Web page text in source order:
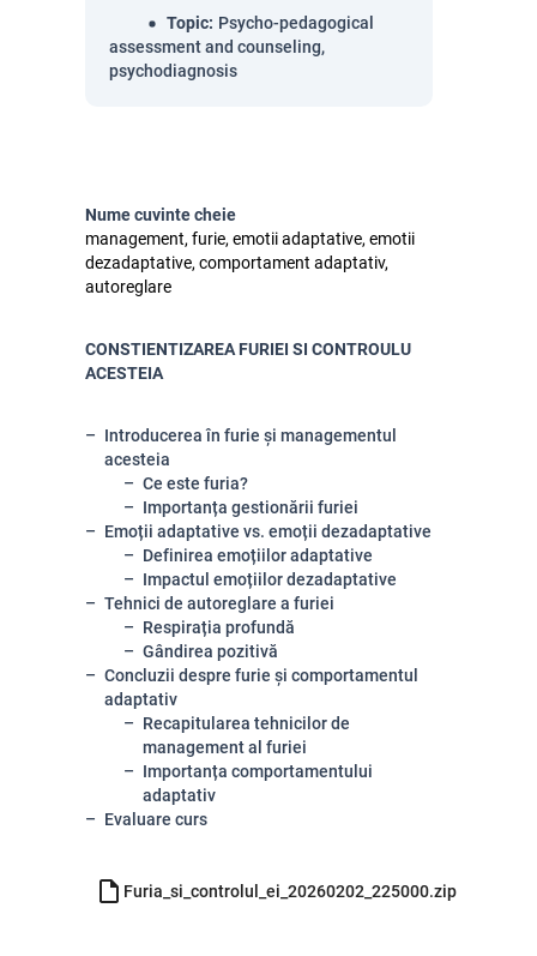
Topic: Psycho-pedagogical
assessment and counseling,
psychodiagnosis
Nume cuvinte cheie
management, furie, emotii adaptative, emotii
dezadaptative, comportament adaptativ,
autoreglare
CONSTIENTIZAREA FURIEI SI CONTROULU
ACESTEIA
Introducerea în furie și managementul
acesteia
Ce este furia?
Importanța gestionării furiei
Emoții adaptative vs. emoții dezadaptative
Definirea emoțiilor adaptative
Impactul emoțiilor dezadaptative
Tehnici de autoreglare a furiei
Respirația profundă
Gândirea pozitivă
Concluzii despre furie și comportamentul
adaptativ
Recapitularea tehnicilor de
management al furiei
Importanța comportamentului
adaptativ
Evaluare curs
Furia_si_controlul_ei_20260202_225000.zip